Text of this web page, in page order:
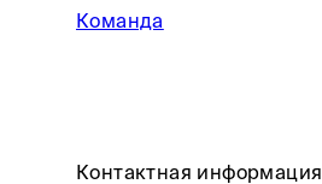
Команда
Контактная информация